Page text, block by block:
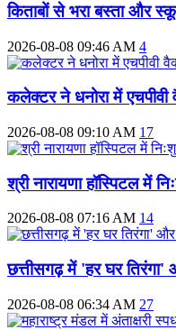
किताबों से भरा बस्ता और
2026-08-08 09:46 AM 4
कलेक्टर ने धनोरा में एचपीवी
2026-08-08 09:10 AM 17
श्री नारायणा हॉस्पिटल में
2026-08-08 07:16 AM 14
छत्तीसगढ़ में 'हर घर
2026-08-08 06:34 AM 27